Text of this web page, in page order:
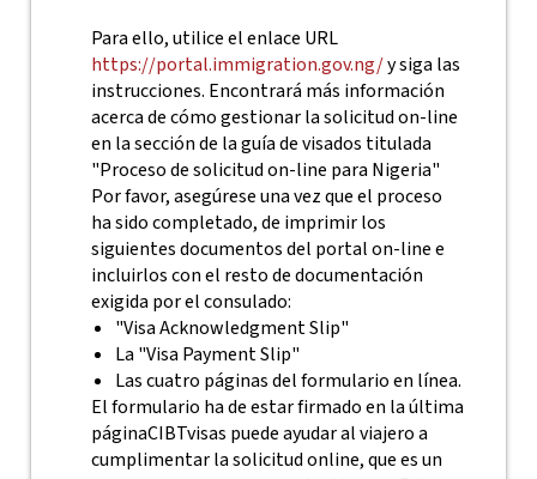
Para ello, utilice el enlace URL
https://portal.immigration.gov.ng/y siga las
instrucciones. Encontrará más información
acerca de cómo gestionar la solicitud on-line
en la sección de la guía de visados titulada
"Proceso de solicitud on-line para Nigeria"
Por favor, asegúrese una vez que el proceso
ha sido completado, de imprimir los
siguientes documentos del portal on-line e
incluirlos con el resto de documentación
exigida por el consulado:
"Visa Acknowledgment Slip"
La "Visa Payment Slip"
Las cuatro páginas del formulario en línea.
El formulario ha de estar firmado en la última
páginaCIBTvisas puede ayudar al viajero a
cumplimentar la solicitud online, que es un